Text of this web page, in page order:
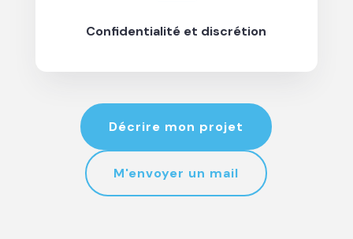
Confidentialité et discrétion
Décrire mon projet
M'envoyer un mail